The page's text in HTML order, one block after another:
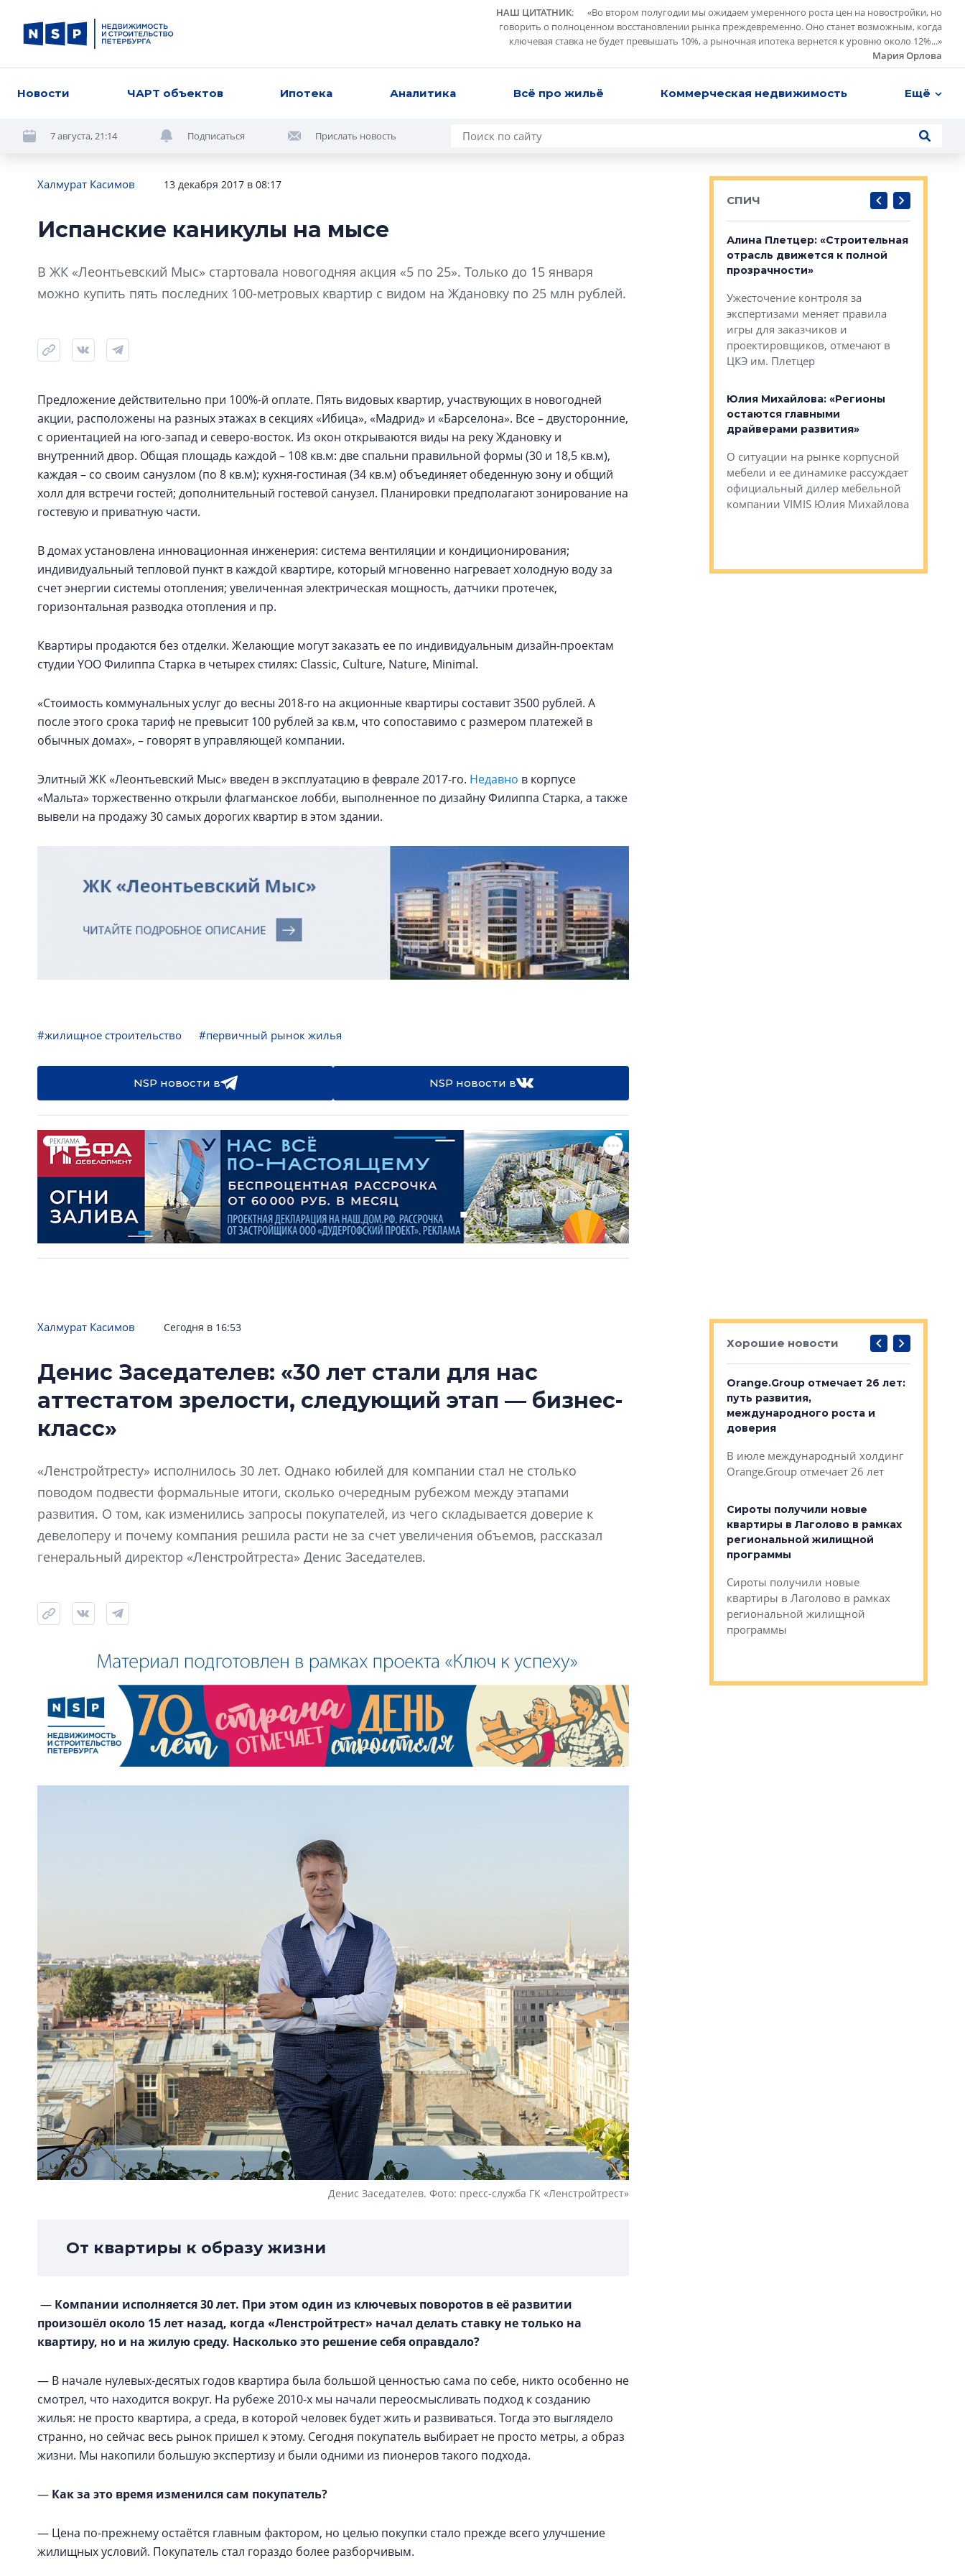
НАШ ЦИТАТНИК: «Во втором полугодии мы ожидаем умеренного роста цен на новостройки, но
говорить о полноценном восстановлении рынка преждевременно. Оно станет возможным, когда
ключевая ставка не будет превышать 10%, а рыночная ипотека вернется к уровню около 12%...»
Мария Орлова
Новости ЧАРТ объектов Ипотека Аналитика Всё про жильё Коммерческая недвижимость Ещё
7 августа, 21:14 Подписаться Прислать новость
Халмурат Касимов 13 декабря 2017 в 08:17
Испанские каникулы на мысе
В ЖК «Леонтьевский Мыс» стартовала новогодняя акция «5 по 25». Только до 15 января
можно купить пять последних 100-метровых квартир с видом на Ждановку по 25 млн рублей.
Предложение действительно при 100%-й оплате. Пять видовых квартир, участвующих в новогодней
акции, расположены на разных этажах в секциях «Ибица», «Мадрид» и «Барселона». Все – двусторонние,
с ориентацией на юго-запад и северо-восток. Из окон открываются виды на реку Ждановку и
внутренний двор. Общая площадь каждой – 108 кв.м: две спальни правильной формы (30 и 18,5 кв.м),
каждая – со своим санузлом (по 8 кв.м); кухня-гостиная (34 кв.м) объединяет обеденную зону и общий
холл для встречи гостей; дополнительный гостевой санузел. Планировки предполагают зонирование на
гостевую и приватную части.
В домах установлена инновационная инженерия: система вентиляции и кондиционирования;
индивидуальный тепловой пункт в каждой квартире, который мгновенно нагревает холодную воду за
счет энергии системы отопления; увеличенная электрическая мощность, датчики протечек,
горизонтальная разводка отопления и пр.
Квартиры продаются без отделки. Желающие могут заказать ее по индивидуальным дизайн-проектам
студии YOO Филиппа Старка в четырех стилях: Classic, Culture, Nature, Minimal.
«Стоимость коммунальных услуг до весны 2018-го на акционные квартиры составит 3500 рублей. А
после этого срока тариф не превысит 100 рублей за кв.м, что сопоставимо с размером платежей в
обычных домах», – говорят в управляющей компании.
Элитный ЖК «Леонтьевский Мыс» введен в эксплуатацию в феврале 2017-го. Недавно в корпусе
«Мальта» торжественно открыли флагманское лобби, выполненное по дизайну Филиппа Старка, а также
вывели на продажу 30 самых дорогих квартир в этом здании.
#жилищное строительство #первичный рынок жилья
NSP новости в NSP новости в
РЕКЛАМА
СПИЧ
даже электромобиль»
Девелопер «Вертикаль»: поводом
рынок апарт-отелей»
Конкуренцию выиграют те
апарты, которые еще больше
приблизятся к гостиничному
уровню сервиса, уверены в УК
КЕЙПОРТ
Алина Плетцер: «Строительная
отрасль движется к полной
прозрачности»
Ужесточение контроля за
экспертизами меняет правила
игры для заказчиков и
проектировщиков, отмечают в
ЦКЭ им. Плетцер
Юлия Михайлова: «Регионы
остаются главными
драйверами развития»
О ситуации на рынке корпусной
мебели и ее динамике рассуждает
официальный дилер мебельной
компании VIMIS Юлия Михайлова
Халмурат Касимов Сегодня в 16:53
Денис Заседателев: «30 лет стали для нас
аттестатом зрелости, следующий этап — бизнес-
класс»
«Ленстройтресту» исполнилось 30 лет. Однако юбилей для компании стал не столько
поводом подвести формальные итоги, сколько очередным рубежом между этапами
развития. О том, как изменились запросы покупателей, из чего складывается доверие к
девелоперу и почему компания решила расти не за счет увеличения объемов, рассказал
генеральный директор «Ленстройтреста» Денис Заседателев.
Денис Заседателев. Фото: пресс-служба ГК «Ленстройтрест»
От квартиры к образу жизни
— Компании исполняется 30 лет. При этом один из ключевых поворотов в её развитии
произошёл около 15 лет назад, когда «Ленстройтрест» начал делать ставку не только на
квартиру, но и на жилую среду. Насколько это решение себя оправдало?
— В начале нулевых-десятых годов квартира была большой ценностью сама по себе, никто особенно не
смотрел, что находится вокруг. На рубеже 2010-х мы начали переосмысливать подход к созданию
жилья: не просто квартира, а среда, в которой человек будет жить и развиваться. Тогда это выглядело
странно, но сейчас весь рынок пришел к этому. Сегодня покупатель выбирает не просто метры, а образ
жизни. Мы накопили большую экспертизу и были одними из пионеров такого подхода.
— Как за это время изменился сам покупатель?
— Цена по-прежнему остаётся главным фактором, но целью покупки стало прежде всего улучшение
жилищных условий. Покупатель стал гораздо более разборчивым.
Хорошие новости
лучших поющих строителей
строить и жить помогает»
В Красногвардейском районе
Петербурга появился еще
один центр совмещенного
Orange.Group отмечает 26 лет:
путь развития,
международного роста и
доверия
В июле международный холдинг
Orange.Group отмечает 26 лет
Сироты получили новые
квартиры в Лаголово в рамках
региональной жилищной
программы
Сироты получили новые
квартиры в Лаголово в рамках
региональной жилищной
программы